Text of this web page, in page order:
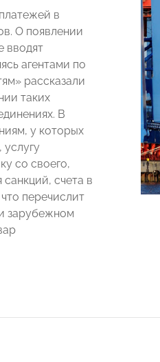
в
О появлении
вводят
агентами по
рассказали
таких
В
у которых
со своего,
счета в
перечислит
зарубежном